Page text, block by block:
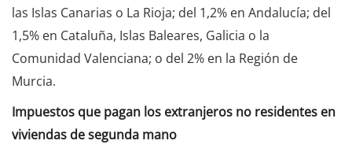
las Islas Canarias o La Rioja; del 1,2% en Andalucía; del
1,5% en Cataluña, Islas Baleares, Galicia o la
Comunidad Valenciana; o del 2% en la Región de
Murcia.
Impuestos que pagan los extranjeros no residentes en
viviendas de segunda mano